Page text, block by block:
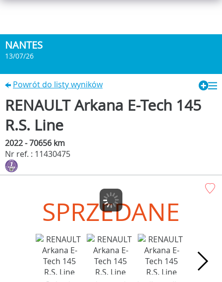
NANTES
13/07/26
Powrót do listy wyników
RENAULT Arkana E-Tech 145
R.S. Line
2022 - 70656 km
Nr ref. : 11430475
SPRZEDANE